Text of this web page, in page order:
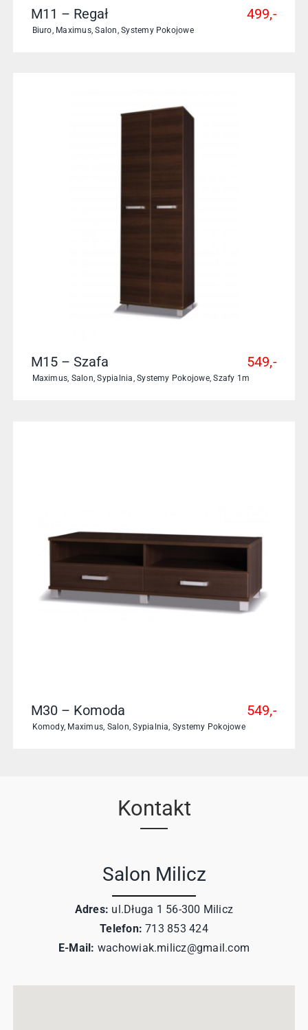
M11 – Regał
Biuro Maximus,Salon ,Systemy Pokojowe
499,-
M15 – Szafa
Maximus Salon ,Sypialnia ,Systemy Pokojowe,Szafy 1m
549,-
M30 – Komoda
Komody, Maximus Salon ,Sypialnia Systemy Pokojowe
549,-
Kontakt
Salon Milicz
Adres: ul.Długa 1 56-300 Milicz
Telefon: 713 853 424
E-Mail: wachowiak.milicz@gmail.com